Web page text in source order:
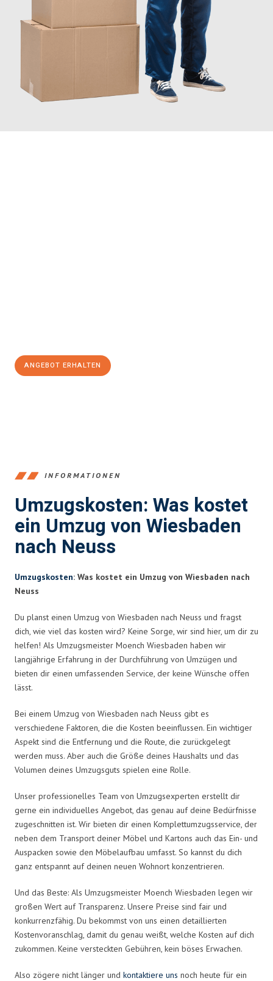
ANGEBOT ERHALTEN
INFORMATIONEN
Umzugskosten: Was kostet
ein Umzug von Wiesbaden
nach Neuss
Umzugskosten: Was kostet ein Umzug von Wiesbaden nach
Neuss
Du planst einen Umzug von Wiesbaden nach Neuss und fragst
dich, wie viel das kosten wird? Keine Sorge, wir sind hier, um dir zu
helfen! Als Umzugsmeister Moench Wiesbaden haben wir
langjährige Erfahrung in der Durchführung von Umzügen und
bieten dir einen umfassenden Service, der keine Wünsche offen
lässt.
Bei einem Umzug von Wiesbaden nach Neuss gibt es
verschiedene Faktoren, die die Kosten beeinflussen. Ein wichtiger
Aspekt sind die Entfernung und die Route, die zurückgelegt
werden muss. Aber auch die Größe deines Haushalts und das
Volumen deines Umzugsguts spielen eine Rolle.
Unser professionelles Team von Umzugsexperten erstellt dir
gerne ein individuelles Angebot, das genau auf deine Bedürfnisse
zugeschnitten ist. Wir bieten dir einen Komplettumzugsservice, der
neben dem Transport deiner Möbel und Kartons auch das Ein- und
Auspacken sowie den Möbelaufbau umfasst. So kannst du dich
ganz entspannt auf deinen neuen Wohnort konzentrieren.
Und das Beste: Als Umzugsmeister Moench Wiesbaden legen wir
großen Wert auf Transparenz. Unsere Preise sind fair und
konkurrenzfähig. Du bekommst von uns einen detaillierten
Kostenvoranschlag, damit du genau weißt, welche Kosten auf dich
zukommen. Keine versteckten Gebühren, kein böses Erwachen.
Also zögere nicht länger und kontaktiere uns noch heute für ein